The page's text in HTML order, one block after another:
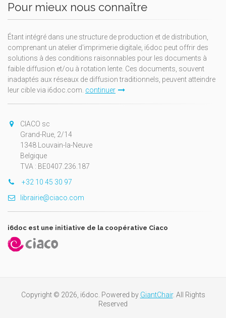
Pour mieux nous connaître
Étant intégré dans une structure de production et de distribution,
comprenant un atelier d'imprimerie digitale, i6doc peut offrir des
solutions à des conditions raisonnables pour les documents à
faible diffusion et/ou à rotation lente. Ces documents, souvent
inadaptés aux réseaux de diffusion traditionnels, peuvent atteindre
leur cible via i6doc.com. continuer
CIACO sc
Grand-Rue, 2/14
1348 Louvain-la-Neuve
Belgique
TVA : BE0407.236.187
+32 10 45 30 97
librairie@ciaco.com
i6doc est une initiative de la coopérative Ciaco
Copyright © 2026, i6doc. Powered by GiantChair. All Rights
Reserved